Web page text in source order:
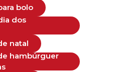
bolo
dos
natal
hambúrguer